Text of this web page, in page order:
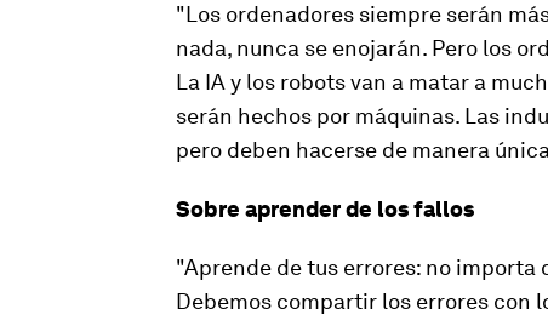
"Los ordenadores siempre serán
nada, nunca se enojarán. Pero los
La IA y los robots van a matar a
serán hechos por máquinas. Las
pero deben hacerse de manera
Sobre aprender de los fallos
"Aprende de tus errores: no importa
Debemos compartir los errores con